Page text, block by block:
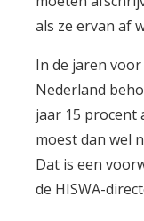
als ze ervan af
In de jaren
Nederland
jaar 15 procent
moest dan wel
Dat is een
de HISWA-